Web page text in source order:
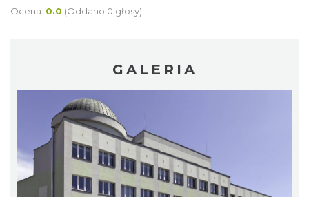
Ocena: 0.0 (Oddano 0 głosy)
GALERIA